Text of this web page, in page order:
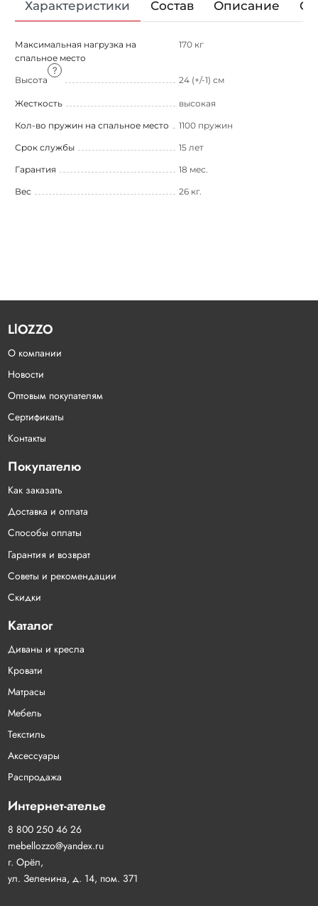
Характеристики Состав Описание
Максимальная нагрузка на
спальное место
170 кг
Высота 24 (+/-1) см
Жесткость высокая
Кол-во пружин на спальное место 1100 пружин
Срок службы 15 лет
Гарантия 18 мес.
Вес 26 кг.
LlOZZO
О компании
Новости
Оптовым покупателям
Сертификаты
Контакты
Покупателю
Как заказать
Доставка и оплата
Способы оплаты
Гарантия и возврат
Советы и рекомендации
Скидки
Каталог
Диваны и кресла
Кровати
Матрасы
Мебель
Текстиль
Аксессуары
Распродажа
Интернет-ателье
8 800 250 46 26
mebellozzo@yandex.ru
г. Орёл,
ул. Зеленина, д. 14, пом. 371